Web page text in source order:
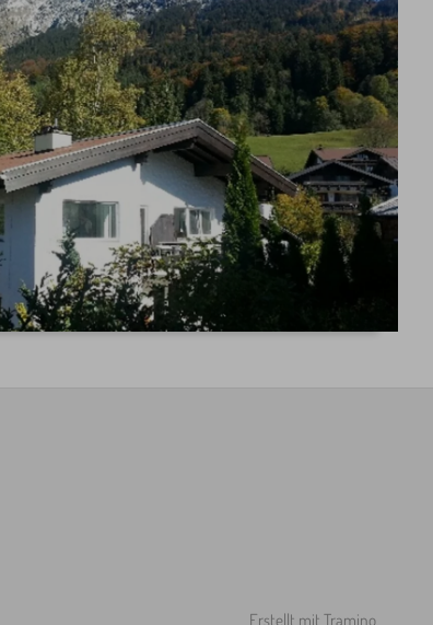
Erstellt mit Tramino